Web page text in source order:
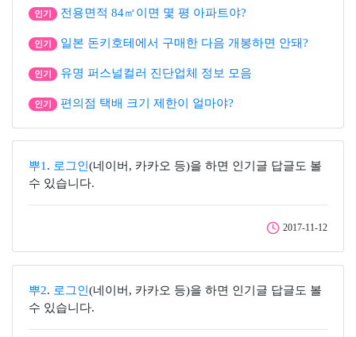
인기 전용면적 84㎡이면 몇 평 아파트야?
인기 일본 돈키호테에서 구매한 다음 개봉하면 안돼?
인기 유명 퍼스널컬러 진단업체 정보 모음
인기 편의점 택배 크기 제한이 얼마야?
뿌1 . 로그인 (네이버, 카카오 등)을 하면 인기글 답글도 볼
수 있습니다.
2017-11-12
뿌2. 로그인 (네이버, 카카오 등)을 하면 인기글 답글도 볼
수 있습니다.